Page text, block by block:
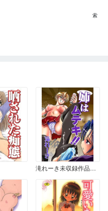
滝れーき未収録作品集 姉はムテキ